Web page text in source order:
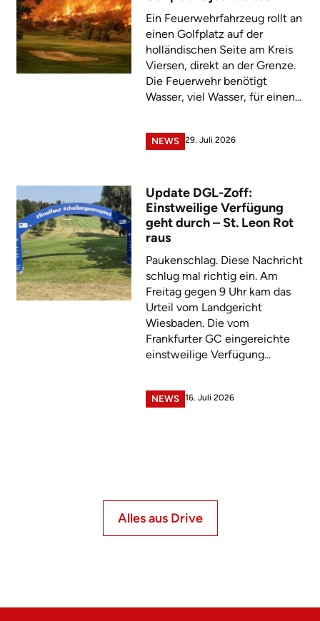
Ein Feuerwehrfahrzeug rollt an
einen Golfplatz auf der
holländischen Seite am Kreis
Viersen, direkt an der Grenze.
Die Feuerwehr benötigt
Wasser, viel Wasser, für einen...
NEWS 29. Juli 2026
Update DGL-Zoff:
Einstweilige Verfügung
geht durch – St. Leon Rot
raus
Paukenschlag. Diese Nachricht
schlug mal richtig ein. Am
Freitag gegen 9 Uhr kam das
Urteil vom Landgericht
Wiesbaden. Die vom
Frankfurter GC eingereichte
einstweilige Verfügung...
NEWS 16. Juli 2026
Alles aus Drive